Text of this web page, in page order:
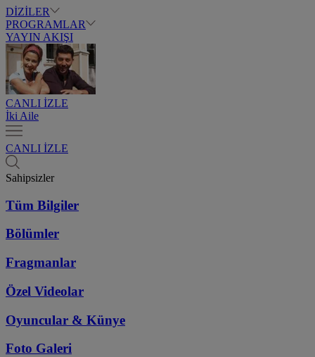
DİZİLER
PROGRAMLAR
YAYIN AKIŞI
CANLI İZLE
İki Aile
CANLI İZLE
Sahipsizler
Tüm Bilgiler
Bölümler
Fragmanlar
Özel Videolar
Oyuncular & Künye
Foto Galeri